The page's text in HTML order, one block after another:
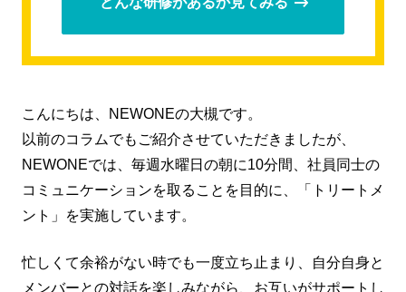
こんにちは、NEWONEの大槻です。
以前のコラムでもご紹介させていただきましたが、
NEWONEでは、毎週水曜日の朝に10分間、社員同士の
コミュニケーションを取ることを目的に、「トリートメ
ント」を実施しています。
忙しくて余裕がない時でも一度立ち止まり、自分自身と
メンバーとの対話を楽しみながら、お互いがサポートし